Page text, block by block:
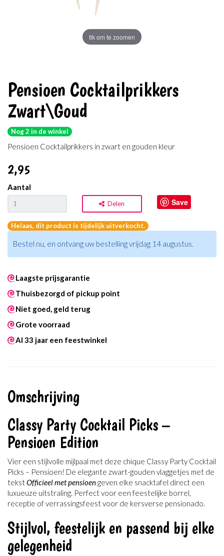
tik om te zoomen
Pensioen Cocktailprikkers
Zwart\Goud
Nog 2 in de winkel
Pensioen Cocktailprikkers in zwart en gouden kleur
2,95
Aantal
Delen Save
Helaas, dit product is tijdelijk uitverkocht.
Bestel nu, en ontvang uw bestelling vrijdag 14 augustus.
Laagste prijsgarantie
Thuisbezorgd of pickup point
Niet goed, geld terug
Grote voorraad
Al 33 jaar een feestwinkel
Omschrijving
Classy Party Cocktail Picks –
Pensioen Edition
Vier een stijlvolle mijlpaal met deze chique Classy Party Cocktail
Picks – Pensioen! De elegante zwart-gouden vlaggetjes met de
tekstOfficieel met pensioengeven elke snacktafel direct een
luxueuze uitstraling. Perfect voor een feestelijke borrel,
receptie of verrassingsfeest voor de kersverse pensionado.
Stijlvol, feestelijk en passend bij elke
gelegenheid